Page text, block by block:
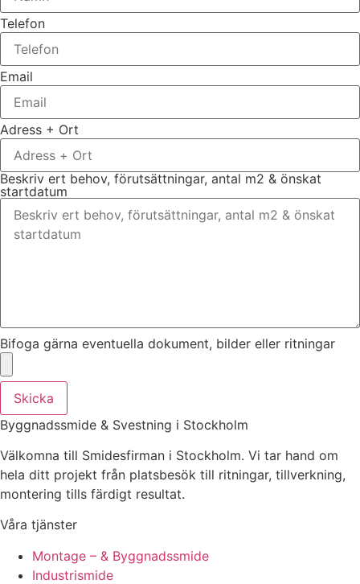
Telefon
Email
Adress + Ort
Beskriv ert behov, förutsättningar, antal m2 & önskat
startdatum
Bifoga gärna eventuella dokument, bilder eller ritningar
Skicka
Byggnadssmide & Svestning i Stockholm
Välkomna till Smidesfirman i Stockholm. Vi tar hand om
hela ditt projekt från platsbesök till ritningar, tillverkning,
montering tills färdigt resultat.
Våra tjänster
Montage – & Byggnadssmide
Industrismide